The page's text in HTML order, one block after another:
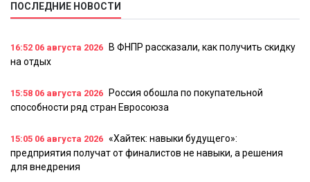
ПОСЛЕДНИЕ НОВОСТИ
16:52 06 августа 2026
В ФНПР рассказали, как получить скидку
на отдых
15:58 06 августа 2026
Россия обошла по покупательной
способности ряд стран Евросоюза
15:05 06 августа 2026 «Хайтек: навыки будущего»:
предприятия получат от финалистов не навыки, а решения
для внедрения